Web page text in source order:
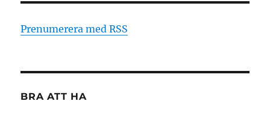
Prenumerera med RSS
BRA ATT HA